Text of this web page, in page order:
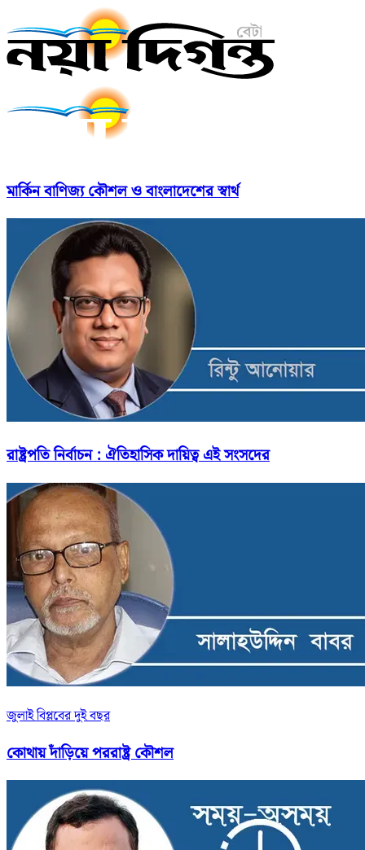
মার্কিন বাণিজ্য কৌশল ও বাংলাদেশের স্বার্থ
রাষ্ট্রপতি নির্বাচন : ঐতিহাসিক দায়িত্ব এই সংসদের
জুলাই বিপ্লবের দুই বছর
কোথায় দাঁড়িয়ে পররাষ্ট্র কৌশল